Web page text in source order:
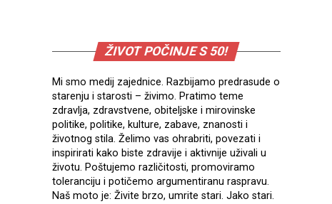
ŽIVOT POČINJE S 50!
Mi smo medij zajednice. Razbijamo predrasude o
starenju i starosti – živimo. Pratimo teme
zdravlja, zdravstvene, obiteljske i mirovinske
politike, politike, kulture, zabave, znanosti i
životnog stila. Želimo vas ohrabriti, povezati i
inspirirati kako biste zdravije i aktivnije uživali u
životu. Poštujemo različitosti, promoviramo
toleranciju i potičemo argumentiranu raspravu.
Naš moto je: Živite brzo, umrite stari. Jako stari.